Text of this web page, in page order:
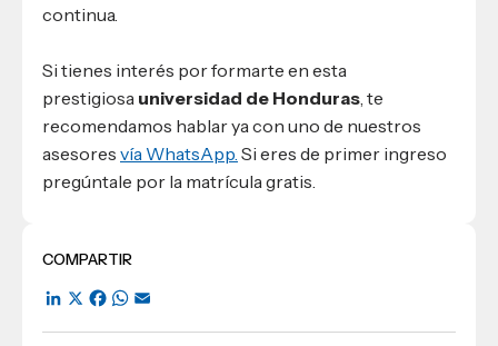
COMPARTIR
LinkedIn
X Facebook
WhatsApp
continua.
Si tienes interés por formarte en esta
prestigiosa universidad de Honduras, te
recomendamos hablar ya con uno de nuestros
asesores vía WhatsApp. Si eres de primer ingreso
pregúntale por la matrícula gratis.